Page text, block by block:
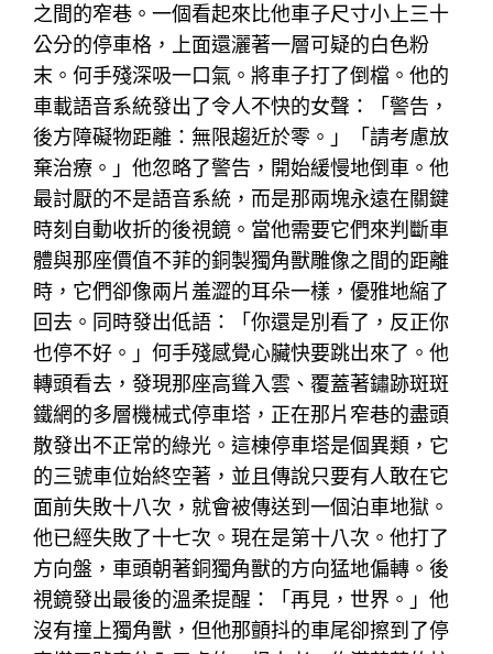
之間的窄巷。一個看起來比他車子尺寸小上三十
公分的停車格，上面還灑著一層可疑的白色粉
末。何手殘深吸一口氣。將車子打了倒檔。他的
車載語音系統發出了令人不快的女聲：「警告，
後方障礙物距離：無限趨近於零。」「請考慮放
棄治療。」他忽略了警告，開始緩慢地倒車。他
最討厭的不是語音系統，而是那兩塊永遠在關鍵
時刻自動收折的後視鏡。當他需要它們來判斷車
體與那座價值不菲的銅製獨角獸雕像之間的距離
時，它們卻像兩片羞澀的耳朵一樣，優雅地縮了
回去。同時發出低語：「你還是別看了，反正你
也停不好。」何手殘感覺心臟快要跳出來了。他
轉頭看去，發現那座高聳入雲、覆蓋著鏽跡斑斑
鐵網的多層機械式停車塔，正在那片窄巷的盡頭
散發出不正常的綠光。這棟停車塔是個異類，它
的三號車位始終空著，並且傳說只要有人敢在它
面前失敗十八次，就會被傳送到一個泊車地獄。
他已經失敗了十七次。現在是第十八次。他打了
方向盤，車頭朝著銅獨角獸的方向猛地偏轉。後
視鏡發出最後的溫柔提醒：「再見，世界。」他
沒有撞上獨角獸，但他那顫抖的車尾卻擦到了停